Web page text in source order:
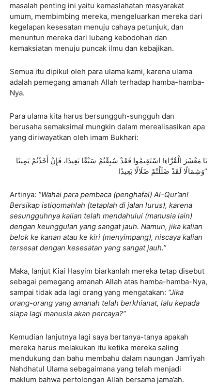
masalah penting ini yaitu kemaslahatan masyarakat
umum, membimbing mereka, mengeluarkan mereka dari
kegelapan kesesatan menuju cahaya petunjuk, dan
menuntun mereka dari lubang kebodohan dan
kemaksiatan menuju puncak ilmu dan kebajikan.
Semua itu dipikul oleh para ulama kami, karena ulama
adalah pemegang amanah Allah terhadap hamba-hamba-
Nya.
Para ulama kita harus bersungguh-sungguh dan
berusaha semaksimal mungkin dalam merealisasikan apa
yang diriwayatkan oleh imam Bukhari:
يَا مَعْشَرَ الْقُرَّاءِ! اسْتَقِيمُوا فَقَدْ سُبِقْتُمْ سَبْقًا بَعِيدًا، فَإِنْ أَخَذْتُمْ يَمِينًا
وَشِمَالًا لَقَدْ ضَلَلْتُمْ ضَلَالًا بَعِيدًا”
Artinya: “Wahai para pembaca (penghafal) Al-Qur’an!
Bersikap istiqomahlah (tetaplah di jalan lurus), karena
sesungguhnya kalian telah mendahului (manusia lain)
dengan keunggulan yang sangat jauh. Namun, jika kalian
belok ke kanan atau ke kiri (menyimpang), niscaya kalian
tersesat dengan kesesatan yang sangat jauh.”
Maka, lanjut Kiai Hasyim biarkanlah mereka tetap disebut
sebagai pemegang amanah Allah atas hamba-hamba-Nya,
sampai tidak ada lagi orang yang mengatakan: “Jika
orang-orang yang amanah telah berkhianat, lalu kepada
siapa lagi manusia akan percaya?”
Kemudian lanjutnya lagi saya bertanya-tanya apakah
mereka harus melakukan itu ketika mereka saling
mendukung dan bahu membahu dalam naungan Jam’iyah
Nahdhatul Ulama sebagaimana yang telah menjadi
maklum bahwa pertolongan Allah bersama jama’ah.